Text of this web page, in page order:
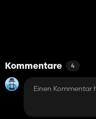
Kommentare 4